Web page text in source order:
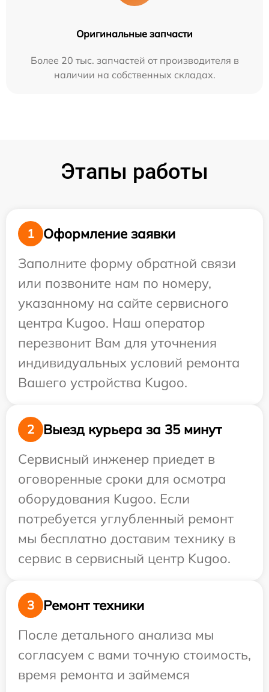
Оригинальные запчасти
Более 20 тыс. запчастей от производителя в
наличии на собственных складах.
Этапы работы
1
Оформление заявки
Заполните форму обратной связи
или позвоните нам по номеру,
указанному на сайте сервисного
центра Kugoo. Наш оператор
перезвонит Вам для уточнения
индивидуальных условий ремонта
Вашего устройства Kugoo.
2
Выезд курьера за 35 минут
Сервисный инженер приедет в
оговоренные сроки для осмотра
оборудования Kugoo. Если
потребуется углубленный ремонт
мы бесплатно доставим технику в
сервис в сервисный центр Kugoo.
3
Ремонт техники
После детального анализа мы
согласуем с вами точную стоимость,
время ремонта и займемся